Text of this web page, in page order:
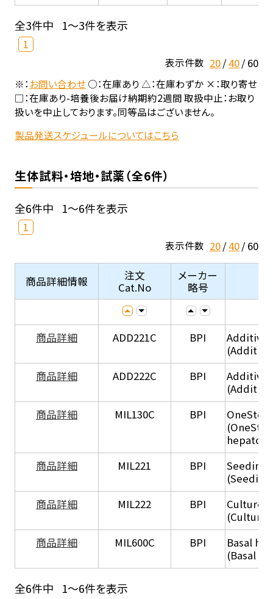
全3件中 1～3件を表示
1
表示件数 20 40 60
※：お問い合わせ○：在庫あり △：在庫わずか ×：取り寄せ
□：在庫あり-培養後お届け納期約2週間 取扱中止：お取り
扱いを中止しております。同等品はございません。
製品発送スケジュールについてはこちら
生体試料・培地・試薬（全6件）
全6件中 1～6件を表示
1
表示件数 20 40 60
商品詳細情報
注文
Cat.No
メーカー
略号
商品詳細 ADD221C BPI
商品詳細
ADD222C BPI
商品詳細
MIL130C BPI
商品詳細
MIL221 BPI
Seeding
商品詳細
MIL222 BPI
Culture
(Culture
商品詳細
MIL600C BPI
Basal
(Basal
全6件中 1～6件を表示